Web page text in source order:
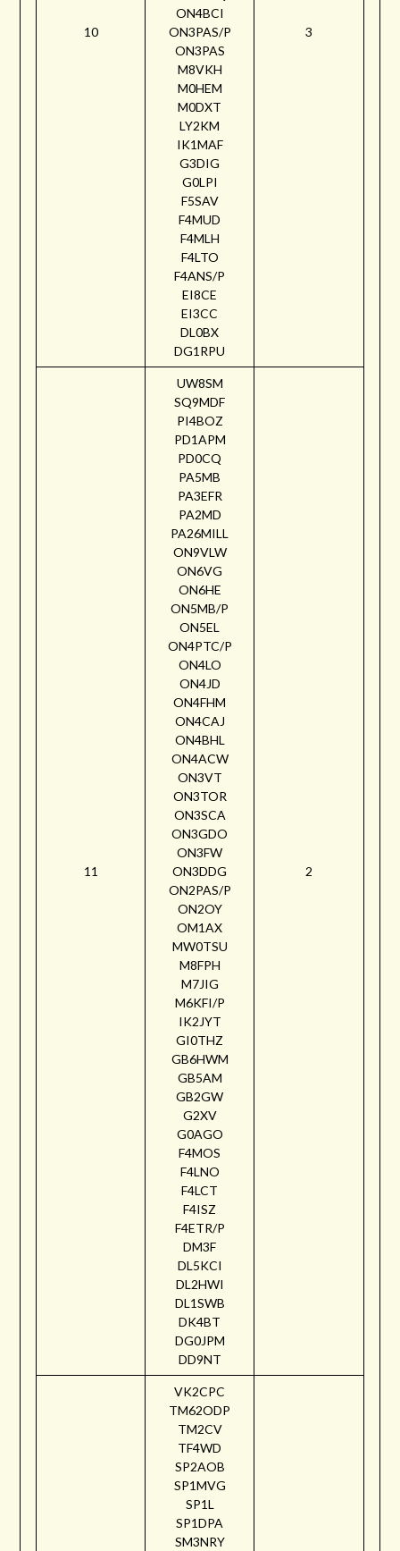
10
ON4BCI
ON3PAS/P
ON3PAS
M8VKH
M0HEM
M0DXT
LY2KM
IK1MAF
G3DIG
G0LPI
F5SAV
F4MUD
F4MLH
F4LTO
F4ANS/P
EI8CE
EI3CC
DL0BX
DG1RPU
3
11
UW8SM
SQ9MDF
PI4BOZ
PD1APM
PD0CQ
PA5MB
PA3EFR
PA2MD
PA26MILL
ON9VLW
ON6VG
ON6HE
ON5MB/P
ON5EL
ON4PTC/P
ON4LO
ON4JD
ON4FHM
ON4CAJ
ON4BHL
ON4ACW
ON3VT
ON3TOR
ON3SCA
ON3GDO
ON3FW
ON3DDG
ON2PAS/P
ON2OY
OM1AX
MW0TSU
M8FPH
M7JIG
M6KFI/P
IK2JYT
GI0THZ
GB6HWM
GB5AM
GB2GW
G2XV
G0AGO
F4MOS
F4LNO
F4LCT
F4ISZ
F4ETR/P
DM3F
DL5KCI
DL2HWI
DL1SWB
DK4BT
DG0JPM
DD9NT
2
VK2CPC
TM62ODP
TM2CV
TF4WD
SP2AOB
SP1MVG
SP1L
SP1DPA
SM3NRY